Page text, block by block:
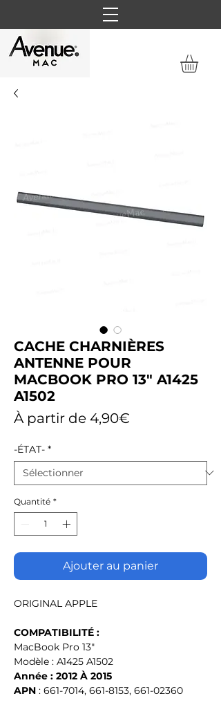
CACHE CHARNIÈRES
ANTENNE POUR
MACBOOK PRO 13" A1425
A1502
À partir de 4,90€
-ÉTAT- *
Quantité *
Ajouter au panier
ORIGINAL APPLE
COMPATIBILITÉ :
MacBook Pro 13"
Modèle : A1425 A1502
Année : 2012 À 2015
APN : 661-7014, 661-8153, 661-02360